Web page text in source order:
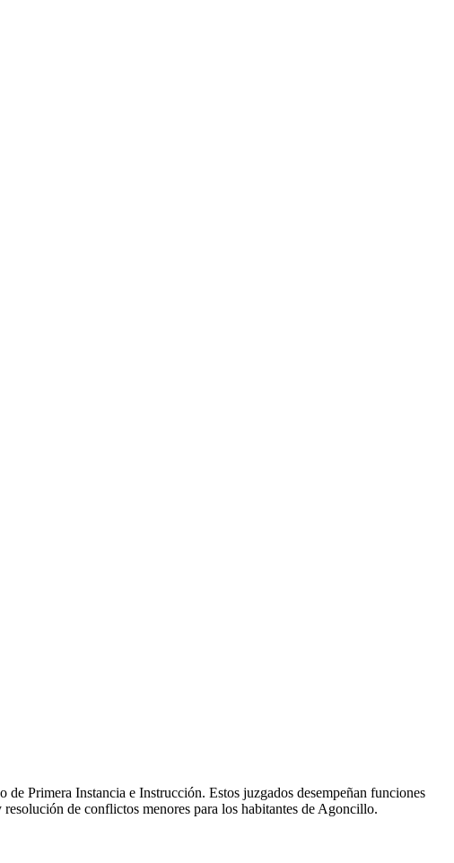
Primera Instancia e Instrucción. Estos juzgados desempeñan funciones
de conflictos menores para los habitantes de Agoncillo.